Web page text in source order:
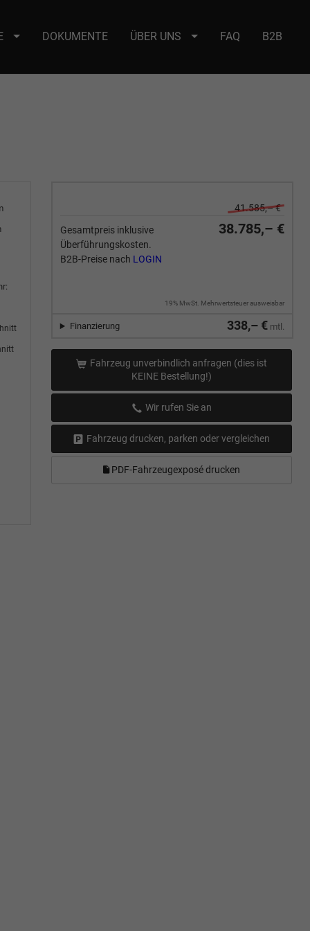
DOKUMENTE ÜBER UNS FAQ B2B
41.585,– €
Gesamtpreis inklusive
Überführungskosten.
B2B-Preise nach LOGIN
38.785,– €
19% MwSt. Mehrwertsteuer ausweisbar
338,– € mtl.
Finanzierung
Fahrzeug unverbindlich anfragen (dies ist
KEINE Bestellung!)
Wir rufen Sie an
Fahrzeug drucken, parken oder vergleichen
PDF-Fahrzeugexposé drucken